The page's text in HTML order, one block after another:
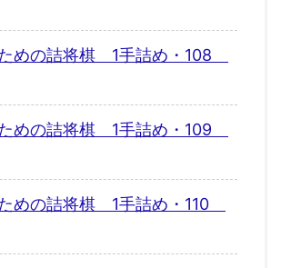
めの詰将棋 1手詰め・108
めの詰将棋 1手詰め・109
めの詰将棋 1手詰め・110